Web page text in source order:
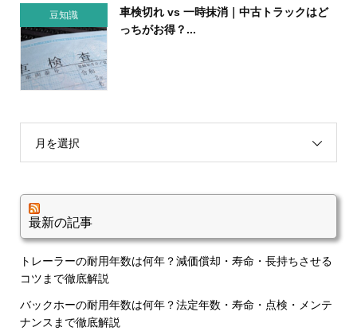
豆知識
車検切れ vs 一時抹消｜中古トラックはど
っちがお得？...
月を選択
最新の記事
トレーラーの耐用年数は何年？減価償却・寿命・長持ちさせる
コツまで徹底解説
バックホーの耐用年数は何年？法定年数・寿命・点検・メンテ
ナンスまで徹底解説